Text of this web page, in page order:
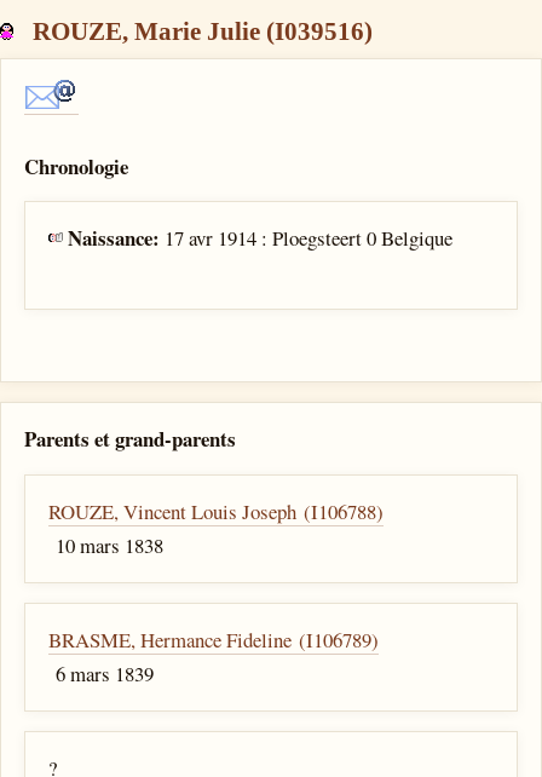
ROUZE, Marie Julie (I039516)
Chronologie
Naissance: 17 avr 1914 : Ploegsteert 0 Belgique
Parents et grand-parents
ROUZE, Vincent Louis Joseph (I106788)
10 mars 1838
BRASME, Hermance Fideline (I106789)
6 mars 1839
?